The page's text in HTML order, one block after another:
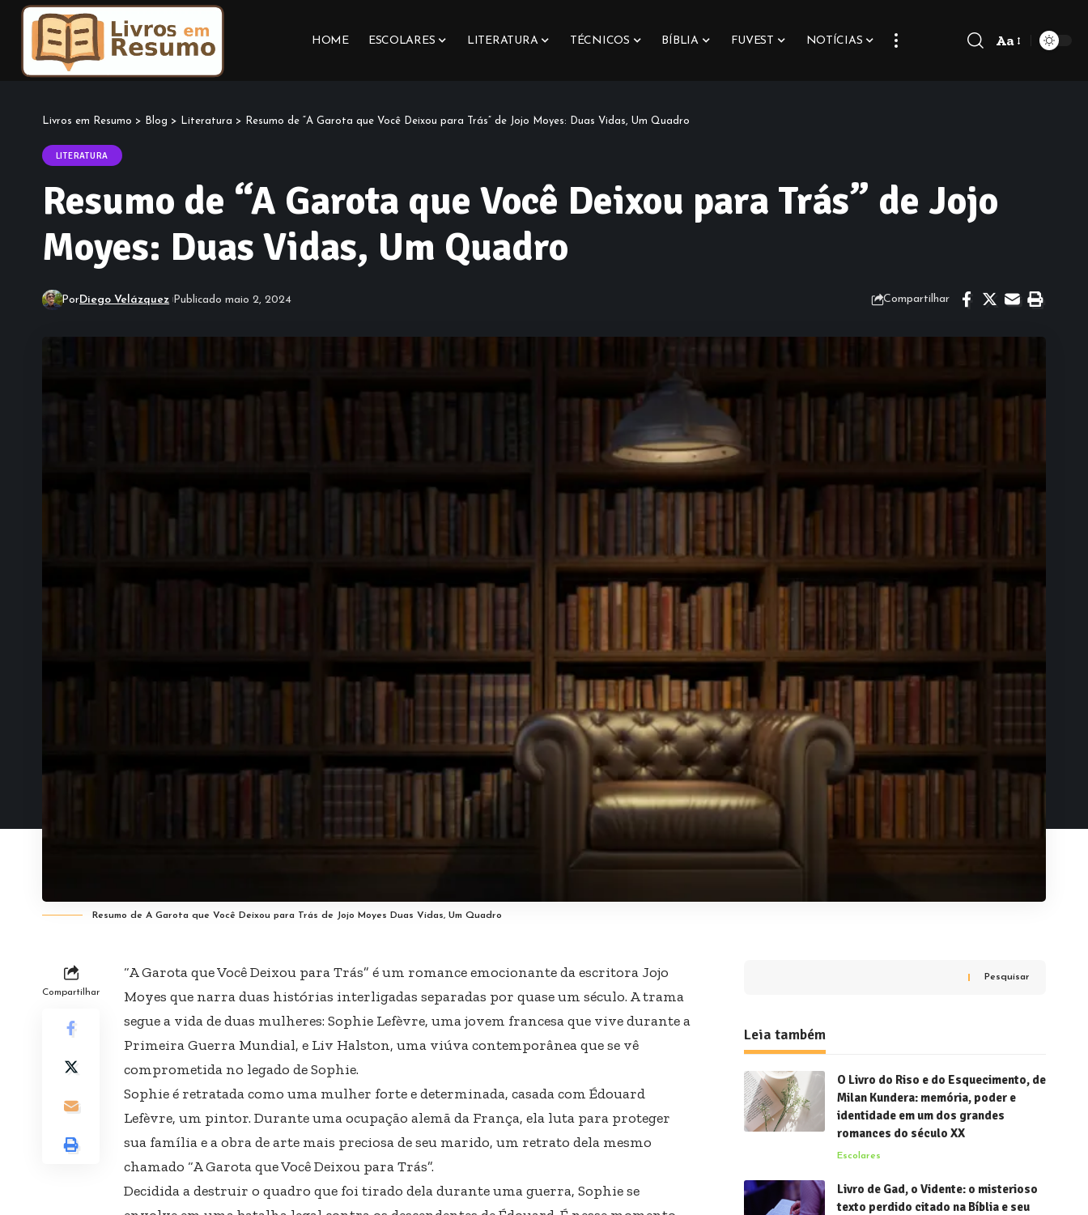
HOME ESCOLARES LITERATURA TÉCNICOS BÍBLIA FUVEST NOTÍCIAS
Font
Aa
Livros em Resumo > Blog > Literatura > Resumo de “A Garota que Você Deixou para Trás” de Jojo Moyes: Duas Vidas, Um Quadro
LITERATURA
Resumo de “A Garota que Você Deixou para Trás” de Jojo
Moyes: Duas Vidas, Um Quadro
PorDiego Velázquez Publicado maio 2, 2024 Compartilhar
Resumo de A Garota que Você Deixou para Trás de Jojo Moyes Duas Vidas, Um Quadro
Compartilhar
“A Garota que Você Deixou para Trás” é um romance emocionante da escritora Jojo
Moyes que narra duas histórias interligadas separadas por quase um século. A trama
segue a vida de duas mulheres: Sophie Lefèvre, uma jovem francesa que vive durante a
Primeira Guerra Mundial, e Liv Halston, uma viúva contemporânea que se vê
comprometida no legado de Sophie.
Sophie é retratada como uma mulher forte e determinada, casada com Édouard
Lefèvre, um pintor. Durante uma ocupação alemã da França, ela luta para proteger
sua família e a obra de arte mais preciosa de seu marido, um retrato dela mesmo
chamado “A Garota que Você Deixou para Trás”.
Decidida a destruir o quadro que foi tirado dela durante uma guerra, Sophie se
Pesquisar
Leia também
O Livro do Riso e do Esquecimento, de
Milan Kundera: memória, poder e
identidade em um dos grandes
romances do século XX
Escolares
Livro de Gad, o Vidente: o misterioso
texto perdido citado na Bíblia e seu